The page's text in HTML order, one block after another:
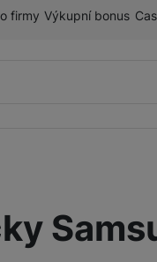
firmy Výkupní bonus
a tvrzená skla